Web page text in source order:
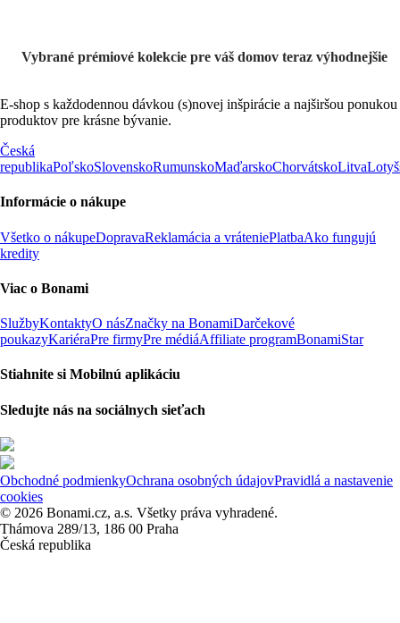
Vybrané prémiové kolekcie pre váš domov teraz výhodnejšie
E-shop s každodennou dávkou (s)novej inšpirácie a najširšou ponukou
produktov pre krásne bývanie.
Česká
republikaPoľskoSlovenskoRumunskoMaďarskoChorvátskoLitva
Informácie o nákupe
Všetko o nákupeDopravaReklamácia a vráteniePlatbaAko fungujú
kredity
Viac o Bonami
SlužbyKontaktyO násZnačky na BonamiDarčekové
poukazyKariéraPre firmyPre médiáAffiliate programBonamiStar
Stiahnite si Mobilnú aplikáciu
Sledujte nás na sociálnych sieťach
Obchodné podmienkyOchrana osobných údajovPravidlá a nastavenie
cookies
© 2026 Bonami.cz, a.s. Všetky práva vyhradené.
Thámova 289/13, 186 00 Praha
Česká republika